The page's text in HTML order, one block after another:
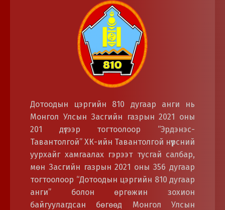
Дотоодын цэргийн 810 дугаар анги нь
Монгол Улсын Засгийн газрын 2021 оны
201 дүгээр тогтоолоор “Эрдэнэс-
Тавантолгой” ХК-ийн Тавантолгой нүүрсний
уурхайг хамгаалах гэрээт тусгай салбар,
мөн Засгийн газрын 2021 оны 356 дугаар
тогтоолоор “Дотоодын цэргийн 810 дугаар
анги” болон өргөжин зохион
байгуулагдсан бөгөөд Монгол Улсын